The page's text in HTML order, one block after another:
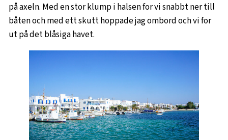
på axeln. Med en stor klump i halsen for vi snabbt ner till
båten och med ett skutt hoppade jag ombord och vi for
ut på det blåsiga havet.